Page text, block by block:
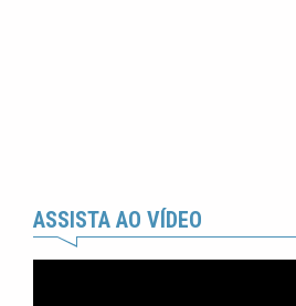
ASSISTA AO VÍDEO